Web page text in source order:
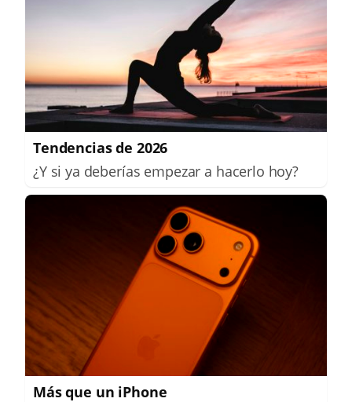
Tendencias de 2026
¿Y si ya deberías empezar a hacerlo hoy?
Más que un iPhone